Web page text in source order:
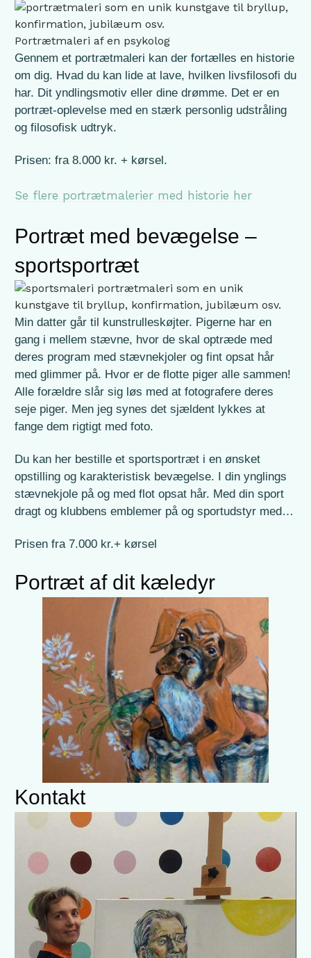
Portrætmaleri af en psykolog
Gennem et portrætmaleri kan der fortælles en historie
om dig. Hvad du kan lide at lave, hvilken livsfilosofi du
har. Dit yndlingsmotiv eller dine drømme. Det er en
portræt-oplevelse med en stærk personlig udstråling
og filosofisk udtryk.
Prisen: fra 8.000 kr. + kørsel.
Se flere portrætmalerier med historie her
Portræt med bevægelse –
sportsportræt
Min datter går til kunstrulleskøjter. Pigerne har en
gang i mellem stævne, hvor de skal optræde med
deres program med stævnekjoler og fint opsat hår
med glimmer på. Hvor er de flotte piger alle sammen!
Alle forældre slår sig løs med at fotografere deres
seje piger. Men jeg synes det sjældent lykkes at
fange dem rigtigt med foto.
Du kan her bestille et sportsportræt i en ønsket
opstilling og karakteristisk bevægelse. I din ynglings
stævnekjole på og med flot opsat hår. Med din sport
dragt og klubbens emblemer på og sportudstyr med…
Prisen fra 7.000 kr.+ kørsel
Portræt af dit kæledyr
Kontakt